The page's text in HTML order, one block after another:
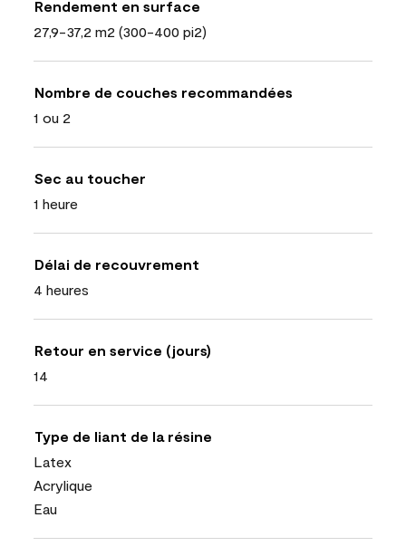
Rendement en surface
27,9-37,2 m2 (300-400 pi2)
Nombre de couches recommandées
1 ou 2
Sec au toucher
1 heure
Délai de recouvrement
4 heures
Retour en service (jours)
14
Type de liant de la résine
Latex
Acrylique
Eau